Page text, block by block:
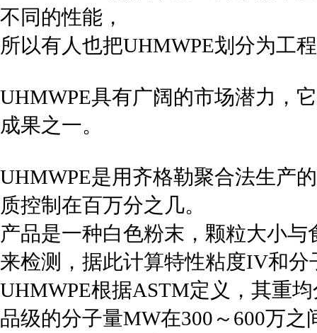
不同的性能，
所以有人也把UHMWPE划分为工
UHMWPE具有广阔的市场潜力，
成果之一。
UHMWPE是用齐格勒聚合法生产
质控制在百万分之几。
产品是一种白色粉末，颗粒大小
来检测，据此计算特性粘度IV和分
UHMWPE根据ASTM定义，其重
品级的分子量MW在300～600万之